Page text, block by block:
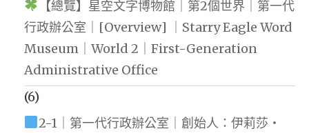
【總覽】星空文字博物館｜第2個世界｜第一代
行政辦公室｜[Overview] ｜Starry Eagle Word
Museum｜World 2｜First-Generation
Administrative Office
(6)
2-1｜第一代行政辦公室｜創始人：伊莉莎・